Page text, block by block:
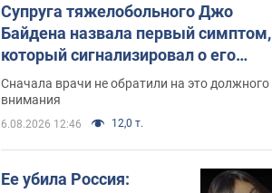
Супруга тяжелобольного Джо
Байдена назвала первый симптом,
который сигнализировал о его
"агрессивном" раке
Сначала врачи не обратили на это должного
внимания
6.08.2026 12:46 12,0 т.
Ее убила Россия: